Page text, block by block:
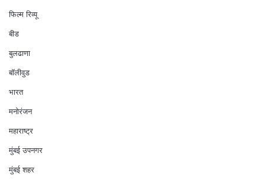
फिल्म रिव्यू
बीड
बुलढाणा
बॉलीवुड
भारत
मनोरंजन
महाराष्ट्र
मुंबई उपनगर
मुंबई शहर